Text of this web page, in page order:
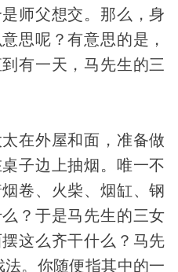
师父想交。那么，身
思呢？有意思的是，
有一天，马先生的三
在外屋和面，准备做
子边上抽烟。唯一不
卷、火柴、烟缸、钢
？于是马先生的三女
这么齐干什么？马先
。你随便指其中的一